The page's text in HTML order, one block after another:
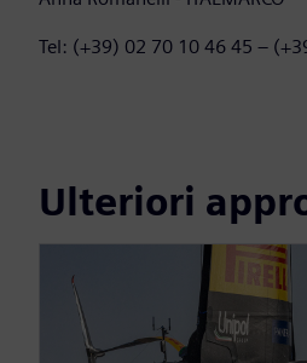
Tel: (+39) 02 70 10 46 45 –
Ulteriori